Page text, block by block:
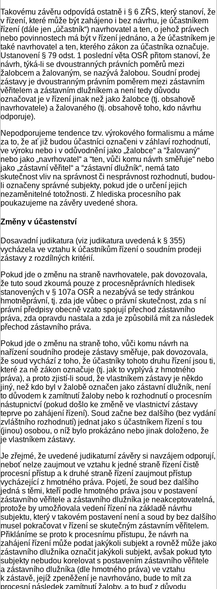
Takovému závěru odpovídá ostatně i § 6 ZŘS, který stanoví, že
v řízení, které může být zahájeno i bez návrhu, je účastníkem
řízení (dále jen „účastník“) navrhovatel a ten, o jehož právech
nebo povinnostech má být v řízení jednáno, a že účastníkem je
také navrhovatel a ten, kterého zákon za účastníka označuje.
Ustanovení § 79 odst. 1 poslední věta OSŘ přitom stanoví, že
návrh, týká-li se dvoustranných právních poměrů mezi
žalobcem a žalovaným, se nazývá žalobou. Soudní prodej
zástavy je dvoustranným právním poměrem mezi zástavním
věřitelem a zástavním dlužníkem a není tedy důvodu
označovat je v řízení jinak než jako žalobce (tj. obsahově
navrhovatele) a žalovaného (tj. obsahově toho, kdo návrhu
odporuje).
Nepodporujeme tendence tzv. výrokového formalismu a máme
za to, že ať již budou účastníci označeni v záhlaví rozhodnutí,
ve výroku nebo i v odůvodnění jako „žalobce“ a “žalovaný“
nebo jako „navrhovatel“ a “ten, vůči komu návrh směřuje“ nebo
jako „zástavní věřitel“ a “zástavní dlužník“, nemá tato
skutečnost vliv na správnost či nesprávnost rozhodnutí, budou-
li označeny správné subjekty, pokud jde o určení jejich
nezaměnitelné totožnosti. Z hlediska procesního pak
poukazujeme na závěry uvedené shora.
Změny v účastenství
Dosavadní judikatura (viz judikatura uvedená k § 355)
vycházela ve vztahu k účastníkům řízení o soudním prodeji
zástavy z rozdílných kritérií.
Pokud jde o změnu na straně navrhovatele, pak dovozovala,
že tuto soud zkoumá pouze z procesněprávních hledisek
stanovených v § 107a OSŘ a nezabývá se tedy stránkou
hmotněprávní, tj. zda jde vůbec o právní skutečnost, zda s ní
právní předpisy obecně vzato spojují přechod zástavního
práva, zda opravdu nastala a zda je způsobilá mít za následek
přechod zástavního práva.
Pokud jde o změnu na straně toho, vůči komu návrh na
nařízení soudního prodeje zástavy směřuje, pak dovozovala,
že soud vychází z toho, že účastníky tohoto druhu řízení jsou ti,
které za ně zákon označuje (tj. jak to vyplývá z hmotného
práva), a proto zjistí-li soud, že vlastníkem zástavy je někdo
jiný, než kdo byl v žalobě označen jako zástavní dlužník, není
to důvodem k zamítnutí žaloby nebo k rozhodnutí o procesním
nástupnictví (pokud došlo ke změně ve vlastnictví zástavy
teprve po zahájení řízení). Soud začne bez dalšího (bez vydání
zvláštního rozhodnutí) jednat jako s účastníkem řízení s tou
(jinou) osobou, o níž bylo prokázáno nebo jinak doloženo, že
je vlastníkem zástavy.
Je zřejmé, že uvedené judikaturní závěry si navzájem odporují,
neboť nelze zaujmout ve vztahu k jedné straně řízení čistě
procesní přístup a k druhé straně řízení zaujmout přístup
vycházející z hmotného práva. Pojetí, že soud bez dalšího
jedná s těmi, kteří podle hmotného práva jsou v postavení
zástavního věřitele a zástavního dlužníka je neakceptovatelná,
protože by umožňovala vedení řízení na základě návrhu
subjektu, který v takovém postavení není a soud by bez dalšího
musel pokračovat v řízení se skutečným zástavním věřitelem.
Přikláníme se proto k procesnímu přístupu, že návrh na
zahájení řízení může podat jakýkoli subjekt a rovněž může jako
zástavního dlužníka označit jakýkoli subjekt, avšak pokud tyto
subjekty nebudou korelovat s postavením zástavního věřitele
a zástavního dlužníka (dle hmotného práva) ve vztahu
k zástavě, jejíž zpeněžení je navrhováno, bude to mít za
procesní následek zamítnutí žaloby, a to buď z důvodu